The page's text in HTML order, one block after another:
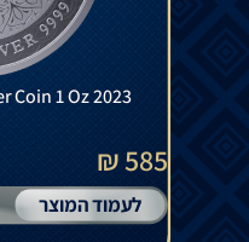
Coin 1 Oz 2023
585 ₪
לעמוד המוצר